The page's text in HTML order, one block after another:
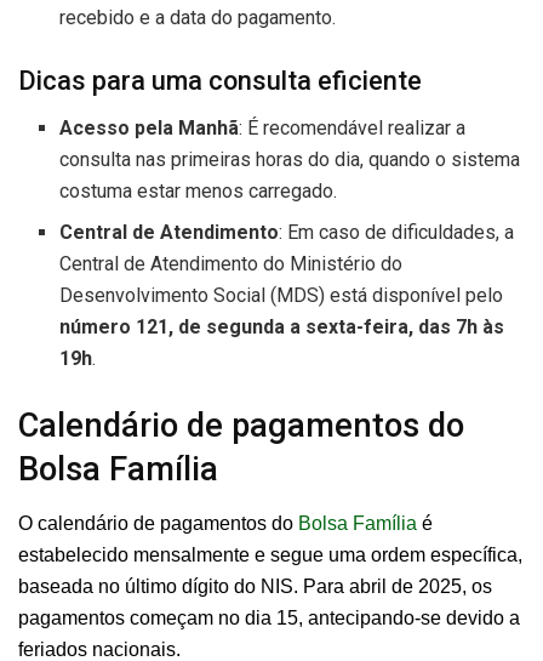
recebido e a data do pagamento.
Dicas para uma consulta eficiente
Acesso pela Manhã: É recomendável realizar a
consulta nas primeiras horas do dia, quando o sistema
costuma estar menos carregado.
Central de Atendimento: Em caso de dificuldades, a
Central de Atendimento do Ministério do
Desenvolvimento Social (MDS) está disponível pelo
número 121, de segunda a sexta-feira, das 7h às
19h.
Calendário de pagamentos do
Bolsa Família
O calendário de pagamentos do Bolsa Família é
estabelecido mensalmente e segue uma ordem específica,
baseada no último dígito do NIS. Para abril de 2025, os
pagamentos começam no dia 15, antecipando-se devido a
feriados nacionais.